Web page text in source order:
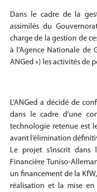
Dans le cadre de la
assimilés du
charge de la gestion de
à l’Agence Nationale de
ANGed ») les activités de
L’ANGed a décidé de
dans le cadre d’une
technologie retenue est
avant l’élimination
Le projet s’inscrit
Financière Tuniso-
un financement de la
réalisation et la mise en